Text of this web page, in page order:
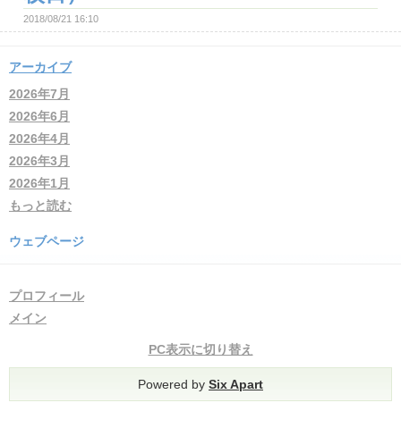
2018/08/21 16:10
アーカイブ
2026年7月
2026年6月
2026年4月
2026年3月
2026年1月
もっと読む
ウェブページ
プロフィール
メイン
PC表示に切り替え
Powered by Six Apart